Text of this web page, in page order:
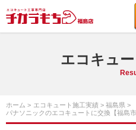
エコキュ
ホーム エコキュート施工実績
福島県
パナソニックのエコキュートに交換【福島